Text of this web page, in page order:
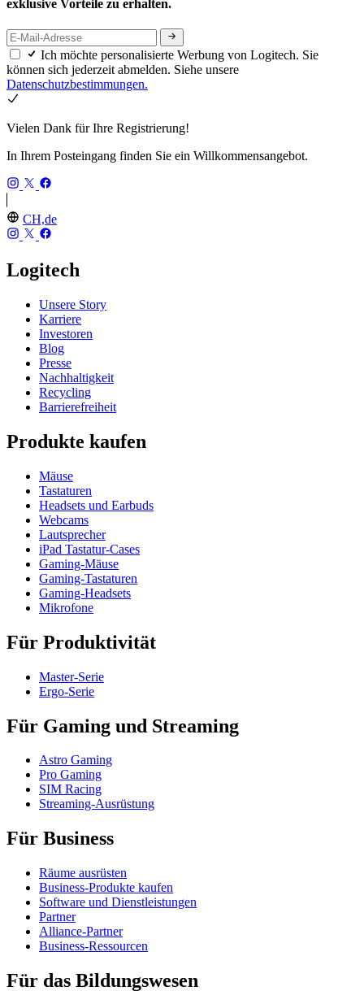
exklusive Vorteile zu erhalten.
Ich möchte personalisierte Werbung von Logitech. Sie
können sich jederzeit abmelden. Siehe unsere
Datenschutzbestimmungen.
Vielen Dank für Ihre Registrierung!
In Ihrem Posteingang finden Sie ein Willkommensangebot.
CH,de
Logitech
Unsere Story
Karriere
Investoren
Blog
Presse
Nachhaltigkeit
Recycling
Barrierefreiheit
Produkte kaufen
Mäuse
Tastaturen
Headsets und Earbuds
Webcams
Lautsprecher
iPad Tastatur-Cases
Gaming-Mäuse
Gaming-Tastaturen
Gaming-Headsets
Mikrofone
Für Produktivität
Master-Serie
Ergo-Serie
Für Gaming und Streaming
Astro Gaming
Pro Gaming
SIM Racing
Streaming-Ausrüstung
Für Business
Räume ausrüsten
Business-Produkte kaufen
Software und Dienstleistungen
Partner
Alliance-Partner
Business-Ressourcen
Für das Bildungswesen